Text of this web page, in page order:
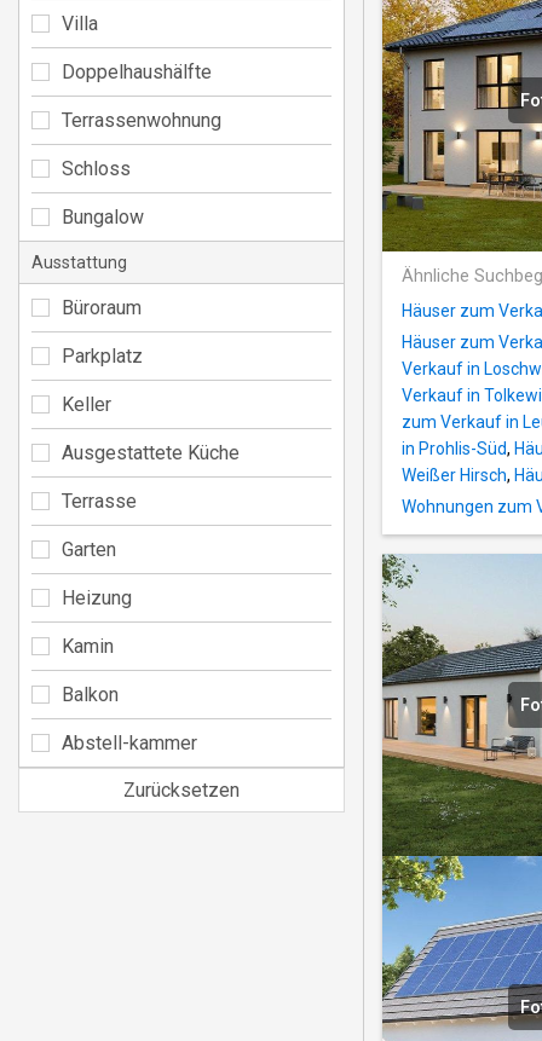
Ähnliche
Häuser zum
Häuser zum
Verkauf in
Verkauf in
zum Verkauf in
in Prohlis-Süd,
Weißer Hirsch,
Wohnungen zum
Villa
Doppelhaushälfte
Terrassenwohnung
Schloss
Bungalow
Ausstattung
Büroraum
Parkplatz
Keller
Ausgestattete Küche
Terrasse
Garten
Heizung
Kamin
Balkon
Abstell-kammer
Zurücksetzen